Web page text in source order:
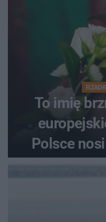
To imię
Polsce